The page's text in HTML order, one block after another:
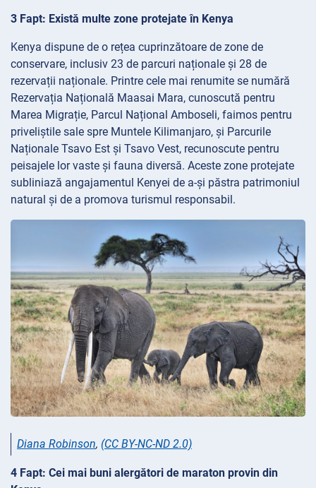
3 Fapt: Există multe zone protejate în Kenya
Kenya dispune de o rețea cuprinzătoare de zone de
conservare, inclusiv 23 de parcuri naționale și 28 de
rezervații naționale. Printre cele mai renumite se numără
Rezervația Națională Maasai Mara, cunoscută pentru
Marea Migrație, Parcul Național Amboseli, faimos pentru
priveliștile sale spre Muntele Kilimanjaro, și Parcurile
Naționale Tsavo Est și Tsavo Vest, recunoscute pentru
peisajele lor vaste și fauna diversă. Aceste zone protejate
subliniază angajamentul Kenyei de a-și păstra patrimoniul
natural și de a promova turismul responsabil.
Diana Robinson, (CC BY-NC-ND 2.0)
4 Fapt: Cei mai buni alergători de maraton provin din